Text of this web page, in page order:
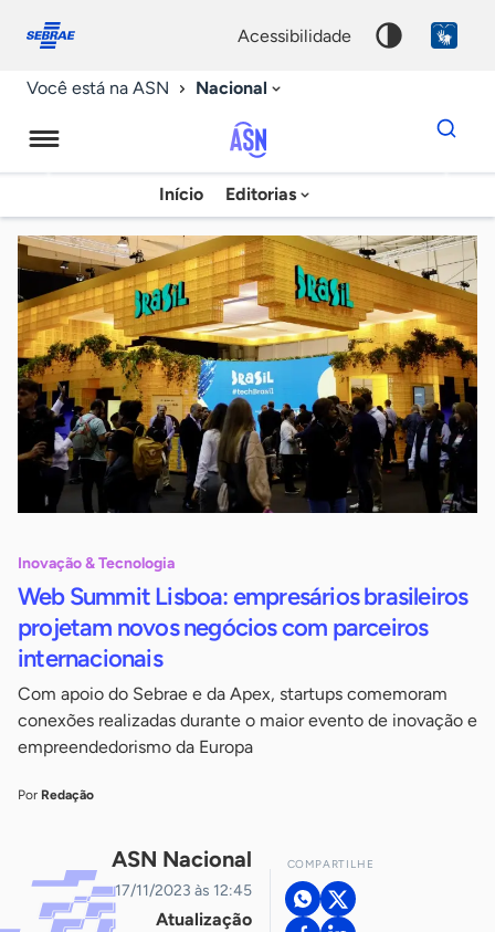
conosco
acessibilidade
Você está na ASN Nacional
Agência
Sebrae
de
Notícias
Início Editorias
Dados
para
chave
Inovação & Tecnologia
Web Summit Lisboa: empresários brasileiros
projetam novos negócios com parceiros
internacionais
Com apoio do Sebrae e da Apex, startups comemoram
conexões realizadas durante o maior evento de inovação e
empreendedorismo da Europa
Por Redação
ASN Nacional
17/11/2023 às 12:45
Atualização
COMPARTILHE